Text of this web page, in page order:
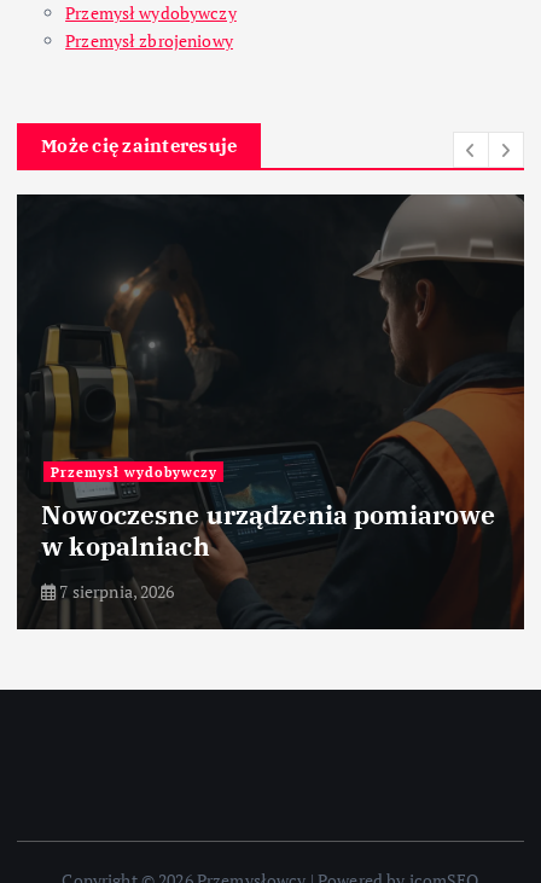
Przemysł wydobywczy
Przemysł zbrojeniowy
Może cię zainteresuje
Przemysł wydobywczy
Nowoczesne urządzenia pomiarowe
w kopalniach
7 sierpnia, 2026